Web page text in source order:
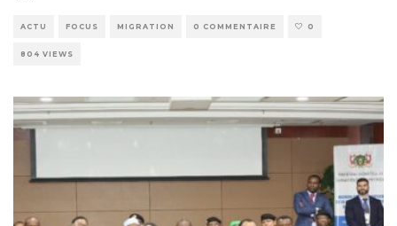
ACTU FOCUS MIGRATION 0 COMMENTAIRE 0
804 VIEWS